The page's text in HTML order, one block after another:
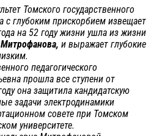
Томского государственного
с глубоким прискорбием извещает
на 52 году жизни ушла из жизни
Митрофанова, и выражает глубокие
педагогического
прошла все ступени от
она защитила кандидатскую
задачи электродинамики
совете при Томском
университете.